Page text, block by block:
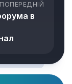
ПОПЕРЕДНІЙ
в